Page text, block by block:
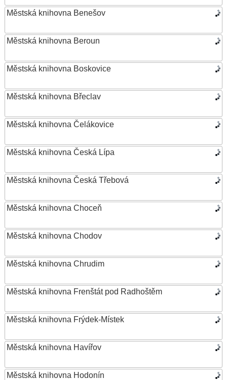
Městská knihovna Benešov
Městská knihovna Beroun
Městská knihovna Boskovice
Městská knihovna Břeclav
Městská knihovna Čelákovice
Městská knihovna Česká Lípa
Městská knihovna Česká Třebová
Městská knihovna Choceň
Městská knihovna Chodov
Městská knihovna Chrudim
Městská knihovna Frenštát pod Radhoštěm
Městská knihovna Frýdek-Místek
Městská knihovna Havířov
Městská knihovna Hodonín